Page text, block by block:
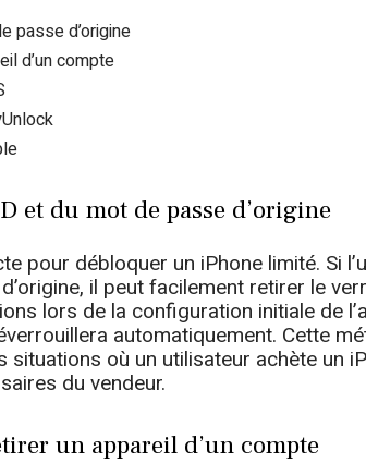
passe d’origine
d’un compte
et du mot de passe d’origine
pour débloquer un iPhone limité. Si
il peut facilement retirer le
lors de la configuration initiale de
automatiquement. Cette
où un utilisateur achète un
du vendeur.
un appareil d’un compte